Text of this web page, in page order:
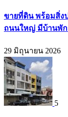
ขายที่ดิน พร้อมสิ่งป
ถนนใหญ่ มีบ้านพัก
29 มิถุนายน 2026
5